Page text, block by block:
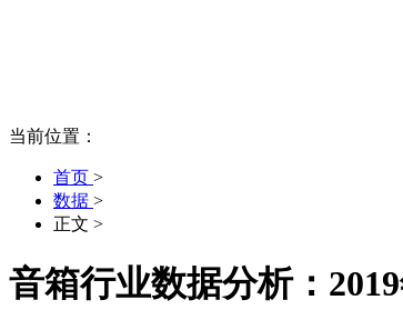
当前位置：
首页 >
数据 >
正文 >
音箱行业数据分析：